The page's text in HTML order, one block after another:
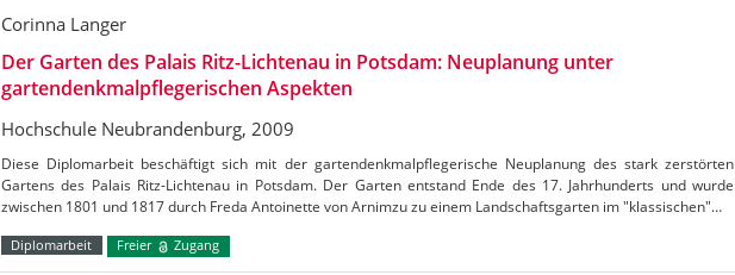
Corinna Langer
Der Garten des Palais Ritz-Lichtenau in Potsdam: Neuplanung unter
gartendenkmalpflegerischen Aspekten
Hochschule Neubrandenburg, 2009
Diese Diplomarbeit beschäftigt sich mit der gartendenkmalpflegerische Neuplanung des stark zerstörten
Gartens des Palais Ritz-Lichtenau in Potsdam. Der Garten entstand Ende des 17. Jahrhunderts und wurde
zwischen 1801 und 1817 durch Freda Antoinette von Arnimzu zu einem Landschaftsgarten im "klassischen"…
Diplomarbeit Freier Zugang